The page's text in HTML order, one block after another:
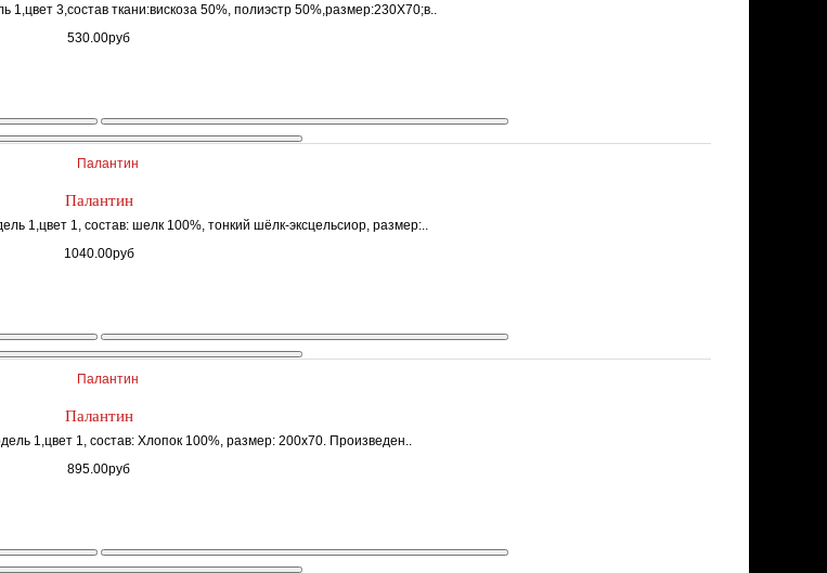
1,цвет 3,состав ткани:вискоза 50%, полиэстр 50%,размер:230Х70;в..
530.00руб
Палантин
1,цвет 1, состав: шелк 100%, тонкий шёлк-эксцельсиор, размер:..
1040.00руб
Палантин
1,цвет 1, состав: Хлопок 100%, размер: 200х70. Произведен..
895.00руб